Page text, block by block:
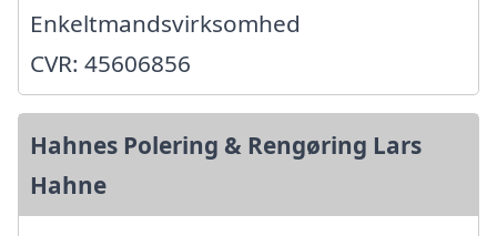
Enkeltmandsvirksomhed
CVR: 45606856
Hahnes Polering & Rengøring Lars
Hahne